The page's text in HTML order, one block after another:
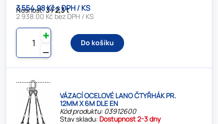
Nosnost:3 / 2,3 t
3 554.98 Kč s DPH / KS
2 938.00 Kč bez DPH / KS
⚊
✚
Do košíku
VÁZACÍ OCELOVÉ LANO ČTYŘHÁK PR.
12MM X 6M DLE EN
Kód produktu: 03912600
Stav skladu: Dostupnost 2-3 dny